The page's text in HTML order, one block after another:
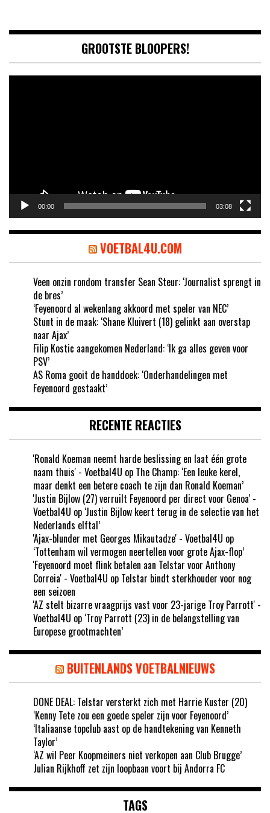
GROOTSTE BLOOPERS!
00:00 03:08
VOETBAL4U.COM
Veen onzin rondom transfer Sean Steur: ‘Journalist sprengt in
de bres’
‘Feyenoord al wekenlang akkoord met speler van NEC’
Stunt in de maak: ‘Shane Kluivert (18) gelinkt aan overstap
naar Ajax’
Filip Kostic aangekomen Nederland: ‘Ik ga alles geven voor
PSV’
AS Roma gooit de handdoek: ‘Onderhandelingen met
Feyenoord gestaakt’
RECENTE REACTIES
'Ronald Koeman neemt harde beslissing en laat één grote
naam thuis' - Voetbal4U op The Champ: ‘Een leuke kerel,
maar denkt een betere coach te zijn dan Ronald Koeman’
'Justin Bijlow (27) verruilt Feyenoord per direct voor Genoa' -
Voetbal4U op ‘Justin Bijlow keert terug in de selectie van het
Nederlands elftal’
'Ajax-blunder met Georges Mikautadze' - Voetbal4U op
‘Tottenham wil vermogen neertellen voor grote Ajax-flop’
'Feyenoord moet flink betalen aan Telstar voor Anthony
Correia' - Voetbal4U op Telstar bindt sterkhouder voor nog
een seizoen
'AZ stelt bizarre vraagprijs vast voor 23-jarige Troy Parrott' -
Voetbal4U op ‘Troy Parrott (23) in de belangstelling van
Europese grootmachten’
BUITENLANDS VOETBALNIEUWS
DONE DEAL: Telstar versterkt zich met Harrie Kuster (20)
‘Kenny Tete zou een goede speler zijn voor Feyenoord’
‘Italiaanse topclub aast op de handtekening van Kenneth
Taylor’
‘AZ wil Peer Koopmeiners niet verkopen aan Club Brugge’
Julian Rijkhoff zet zijn loopbaan voort bij Andorra FC
TAGS